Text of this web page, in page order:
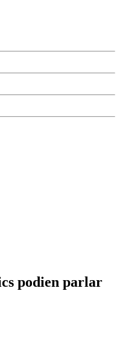
podien parlar